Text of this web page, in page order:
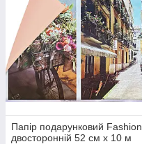
Папір подарунковий Fashion
двосторонній 52 см х 10 м